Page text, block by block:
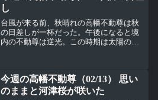
し
台風が来る前、秋晴れの高幡不動尊は秋
の日差しが一杯だった。午後になると境
内の不動尊は逆光。この時期は太陽の高
五重塔先端の相輪とサルス...
今週の高幡不動尊（02/13） 思い
のままと河津桜が咲いた